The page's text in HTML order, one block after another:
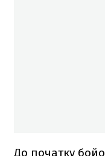
До початку